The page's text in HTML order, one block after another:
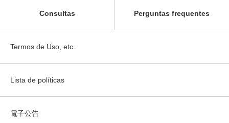
Consultas Perguntas frequentes
Termos de Uso, etc.
Lista de políticas
電子公告